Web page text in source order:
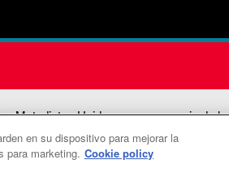
Metodistas Unidas es una agencia de
Metodistas Unidas.
en su dispositivo para mejorar la
para marketing. Cookie policy